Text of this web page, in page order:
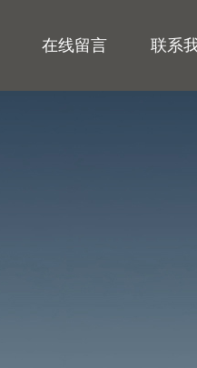
在线留言 联系